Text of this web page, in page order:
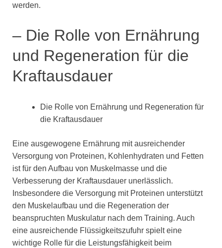
werden.
– Die Rolle von Ernährung
und Regeneration für die
Kraftausdauer
Die Rolle von Ernährung und Regeneration für
die Kraftausdauer
Eine ausgewogene Ernährung mit ausreichender
Versorgung von Proteinen, Kohlenhydraten und Fetten
ist für den Aufbau von Muskelmasse und die
Verbesserung der Kraftausdauer unerlässlich.
Insbesondere die Versorgung mit Proteinen unterstützt
den Muskelaufbau und die Regeneration der
beanspruchten Muskulatur nach dem Training. Auch
eine ausreichende Flüssigkeitszufuhr spielt eine
wichtige Rolle für die Leistungsfähigkeit beim